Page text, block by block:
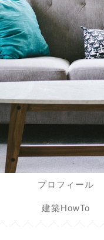
プロフィール
建築HowTo